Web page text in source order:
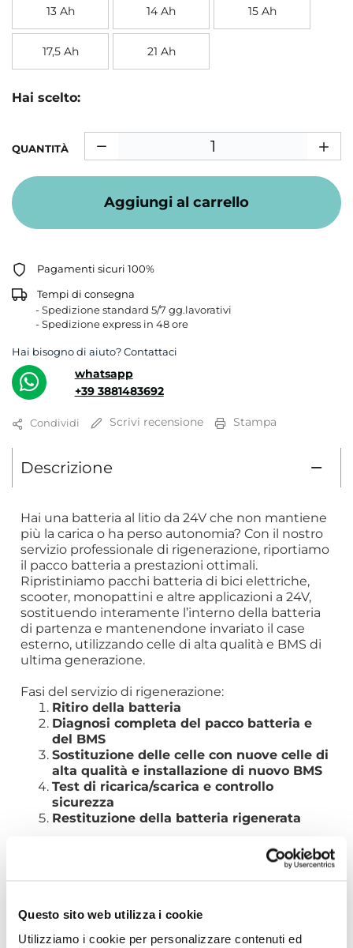
Questo sito web utilizza i cookie
Utilizziamo i cookie per personalizzare contenuti ed
13 Ah 14 Ah 15 Ah
17,5 Ah 21 Ah
Hai scelto:
QUANTITÀ
Aggiungi al carrello
Pagamenti sicuri 100%
Tempi di consegna
- Spedizione standard 5/7 gg.lavorativi
- Spedizione express in 48 ore
Hai bisogno di aiuto? Contattaci
whatsapp
+39 3881483692
Condividi Scrivi recensione Stampa
Descrizione
Hai una batteria al litio da 24V che non mantiene
più la carica o ha perso autonomia? Con il nostro
servizio professionale di rigenerazione, riportiamo
il pacco batteria a prestazioni ottimali.
Ripristiniamo pacchi batteria di bici elettriche,
scooter, monopattini e altre applicazioni a 24V,
sostituendo interamente l’interno della batteria
di partenza e mantenendone invariato il case
esterno, utilizzando celle di alta qualità e BMS di
ultima generazione.
Fasi del servizio di rigenerazione:
Ritiro della batteria
Diagnosi completa del pacco batteria e
del BMS
Sostituzione delle celle con nuove celle di
alta qualità e installazione di nuovo BMS
Test di ricarica/scarica e controllo
sicurezza
Restituzione della batteria rigenerata
Prenota ora la rigenerazione e ridai nuova vita al